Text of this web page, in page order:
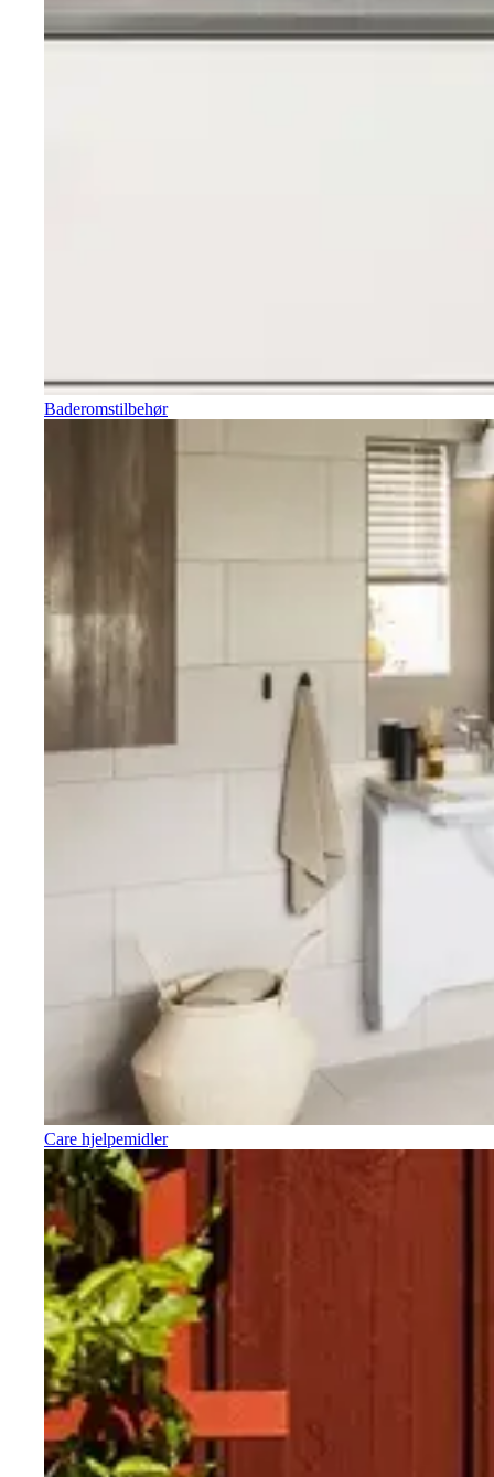
Baderomstilbehør
Care hjelpemidler